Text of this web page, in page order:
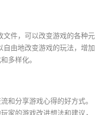
件，可以改变游戏的各种元
由地改变游戏的玩法，增加
多样化。
和分享游戏心得的好方式。
家的游戏改进想法和建议，